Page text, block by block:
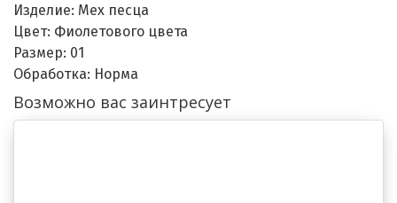
Изделие: Мех песца
Цвет: Фиолетового цвета
Размер: 01
Обработка: Норма
Возможно вас заинтресует